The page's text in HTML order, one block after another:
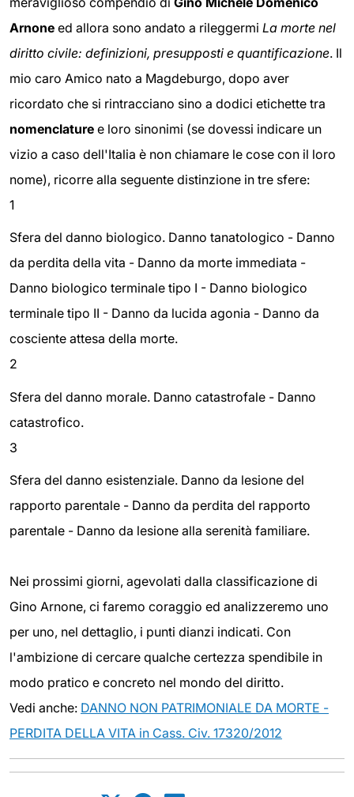
Arnone ed allora sono andato a rileggermi La morte nel
diritto civile: definizioni, presupposti e quantificazione. Il
mio caro Amico nato a Magdeburgo, dopo aver
ricordato che si rintracciano sino a dodici etichette tra
nomenclature e loro sinonimi (se dovessi indicare un
vizio a caso dell'Italia è non chiamare le cose con il loro
nome), ricorre alla seguente distinzione in tre sfere:
1
Sfera del danno biologico. Danno tanatologico - Danno
da perdita della vita - Danno da morte immediata -
Danno biologico terminale tipo I - Danno biologico
terminale tipo II - Danno da lucida agonia - Danno da
cosciente attesa della morte.
2
Sfera del danno morale. Danno catastrofale - Danno
catastrofico.
3
Sfera del danno esistenziale. Danno da lesione del
rapporto parentale - Danno da perdita del rapporto
parentale - Danno da lesione alla serenità familiare.
Nei prossimi giorni, agevolati dalla classificazione di
Gino Arnone, ci faremo coraggio ed analizzeremo uno
per uno, nel dettaglio, i punti dianzi indicati. Con
l'ambizione di cercare qualche certezza spendibile in
modo pratico e concreto nel mondo del diritto.
Vedi anche: DANNO NON PATRIMONIALE DA MORTE -
PERDITA DELLA VITA in Cass. Civ. 17320/2012